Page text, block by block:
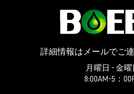
詳細情報はメールでご
月曜日 - 金曜
8:00AM-5：